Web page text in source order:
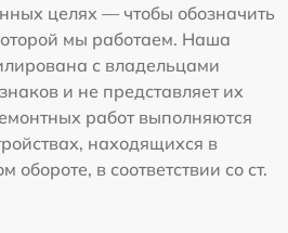
целях — чтобы обозначить
мы работаем. Наша
с владельцами
и не представляет их
работ выполняются
находящихся в
в соответствии со ст.